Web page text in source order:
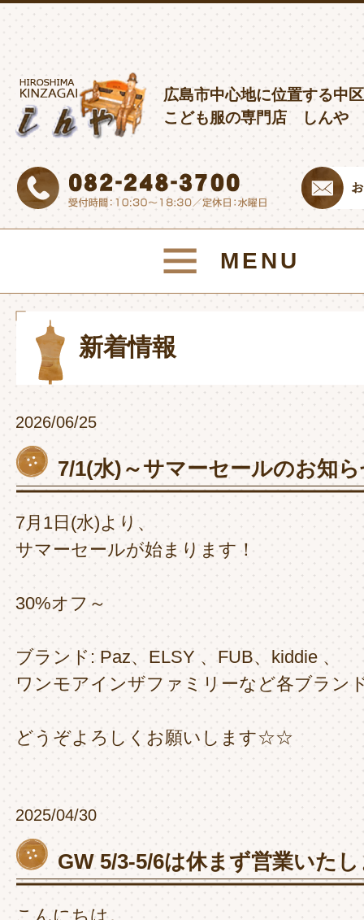
広島市中心地に位置する中
こども服の専門店 しんや
MENU
新着情報
2026/06/25
7/1(水)～サマーセールのお知
7月1日(水)より、
サマーセールが始まります！
30%オフ～
ブランド: Paz、ELSY 、FUB、kiddie 、
ワンモアインザファミリーなど各ブラン
どうぞよろしくお願いします☆☆
2025/04/30
GW 5/3-5/6は休まず営業いた
こんにちは。